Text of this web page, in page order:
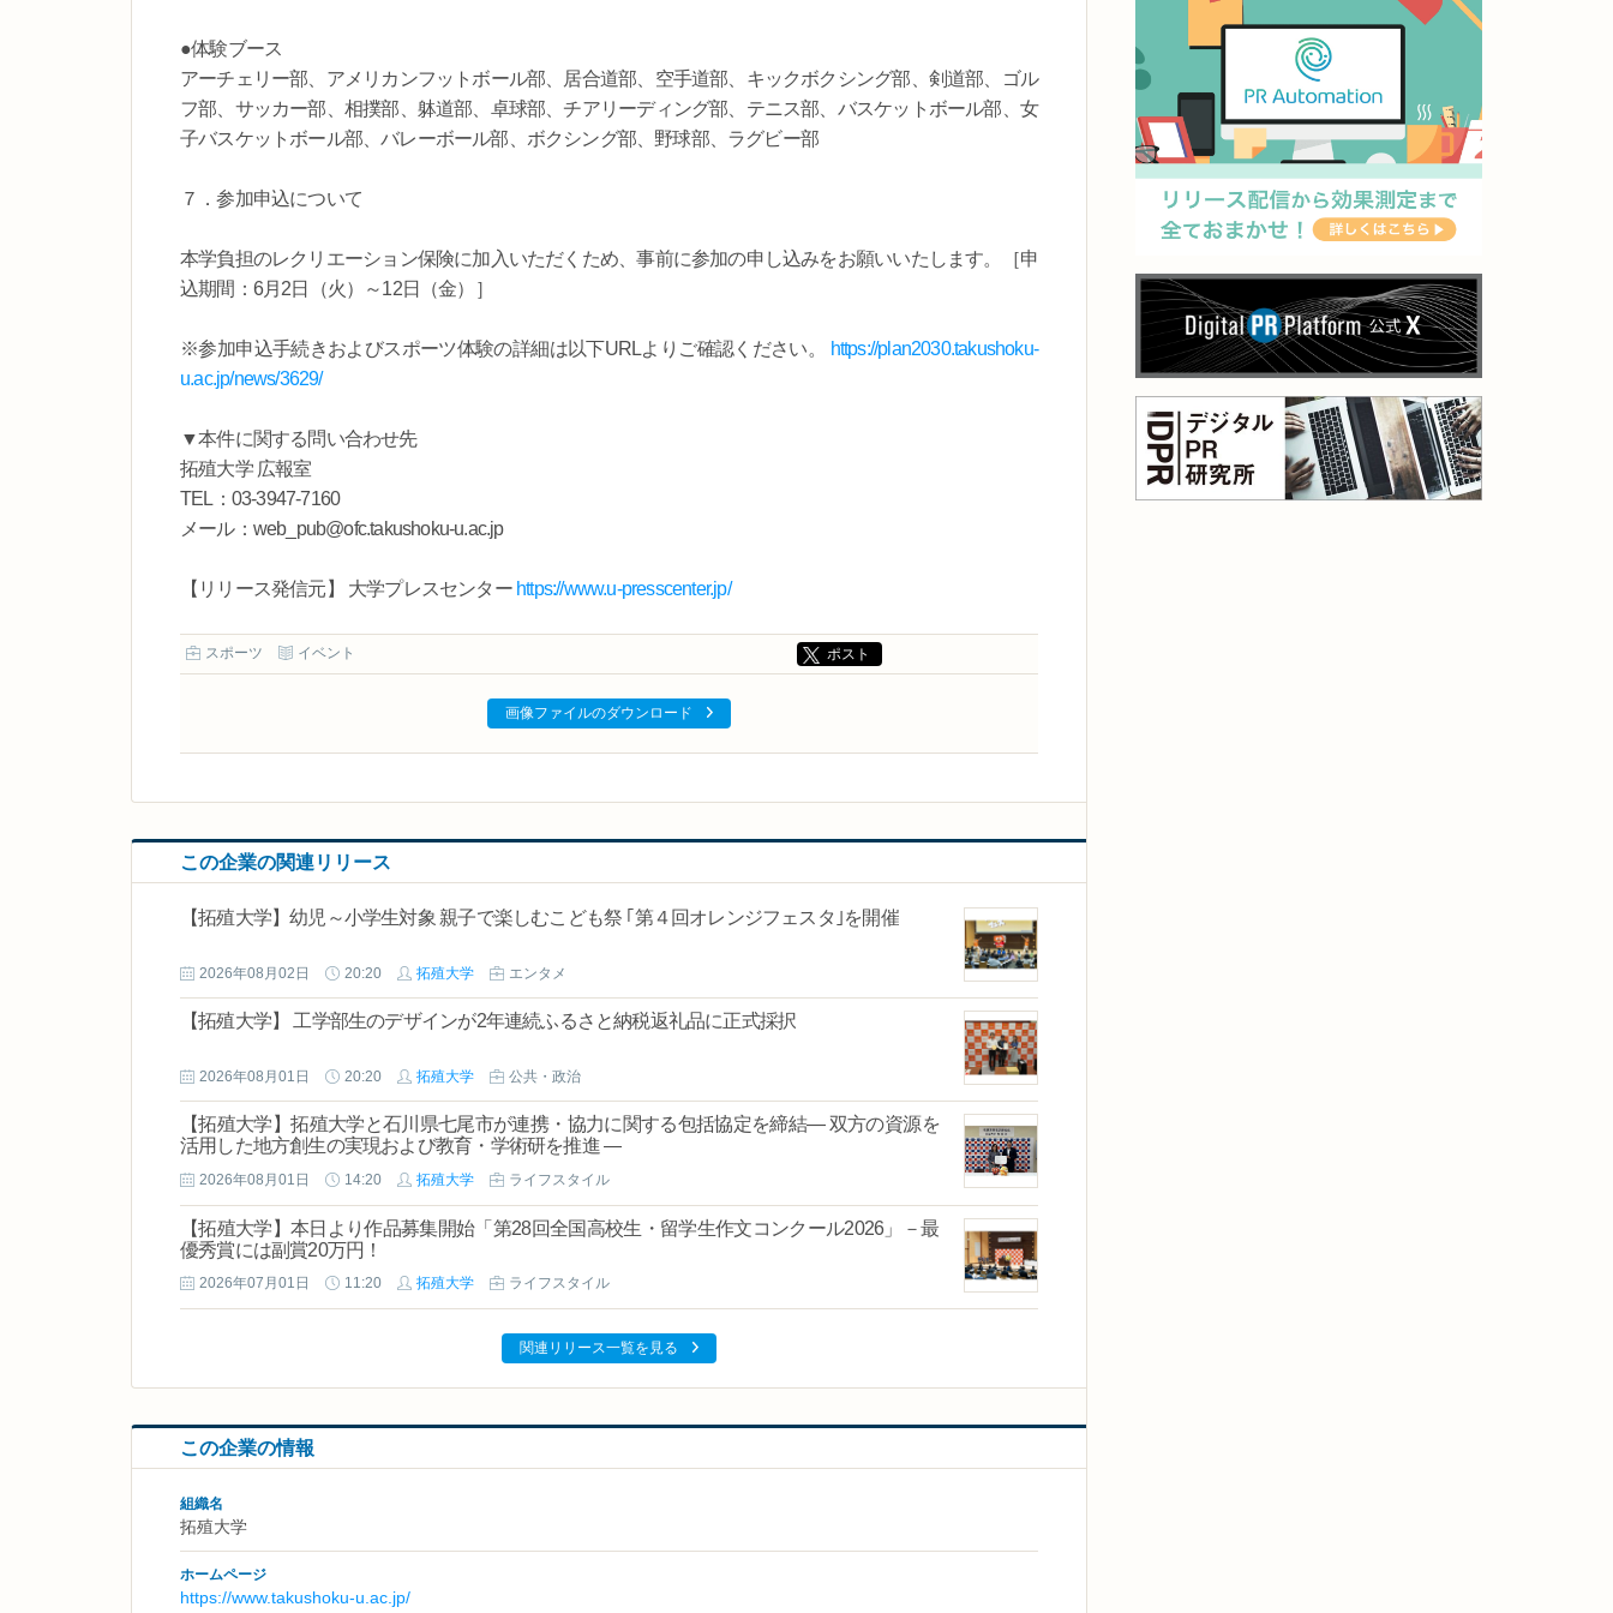
●体験ブース
アーチェリー部、アメリカンフットボール部、居合道部、空手道部、キックボクシング部、剣道部、ゴル
フ部、サッカー部、相撲部、躰道部、卓球部、チアリーディング部、テニス部、バスケットボール部、女
子バスケットボール部、バレーボール部、ボクシング部、野球部、ラグビー部
７．参加申込について
本学負担のレクリエーション保険に加入いただくため、事前に参加の申し込みをお願いいたします。［申
込期間：6月2日（火）～12日（金）］
※参加申込手続きおよびスポーツ体験の詳細は以下URLよりご確認ください。
https://plan2030.takushoku-
u.ac.jp/news/3629/
▼本件に関する問い合わせ先
拓殖大学 広報室
TEL：03-3947-7160
メール：web_pub@ofc.takushoku-u.ac.jp
【リリース発信元】 大学プレスセンター https://www.u-presscenter.jp/
スポーツ イベント ポスト
画像ファイルのダウンロード
この企業の関連リリース
【拓殖大学】幼児～小学生対象 親子で楽しむこども祭 ｢第４回オレンジフェスタ｣を開催
2026年08月02日 20:20 拓殖大学 エンタメ
【拓殖⼤学】 ⼯学部⽣のデザインが2年連続ふるさと納税返礼品に正式採択
2026年08月01日 20:20 拓殖大学 公共・政治
【拓殖大学】拓殖大学と石川県七尾市が連携・協力に関する包括協定を締結― 双方の資源を
活用した地方創生の実現および教育・学術研を推進 ―
2026年08月01日 14:20 拓殖大学 ライフスタイル
【拓殖大学】本日より作品募集開始「第28回全国高校生・留学生作文コンクール2026」－最
優秀賞には副賞20万円！
2026年07月01日 11:20 拓殖大学 ライフスタイル
関連リリース一覧を見る
この企業の情報
組織名
拓殖大学
ホームページ
https://www.takushoku-u.ac.jp/